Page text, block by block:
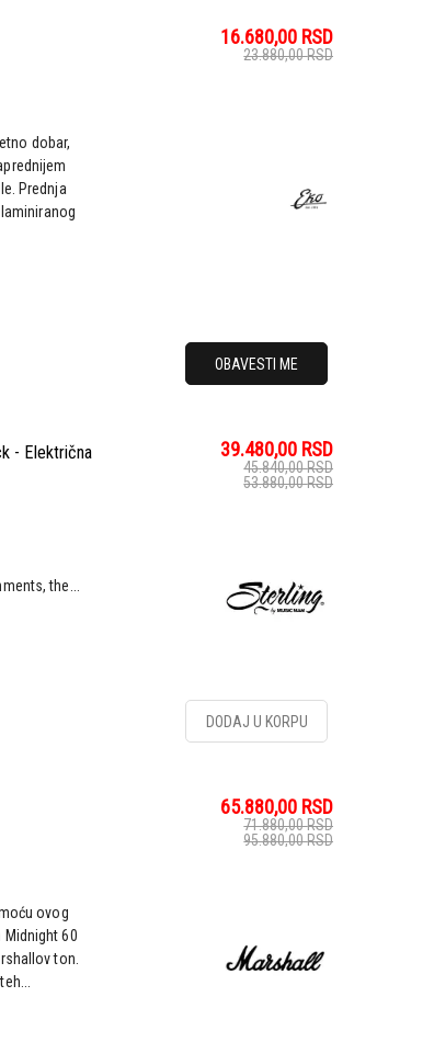
16.680,00 RSD
23.880,00RSD
dobar,
Prednja
OBAVESTI ME
- Električna
39.480,00 RSD
45.840,00RSD
53.880,00RSD
the...
DODAJ U KORPU
65.880,00 RSD
71.880,00RSD
95.880,00RSD
ovog
Midnight 60
ton.